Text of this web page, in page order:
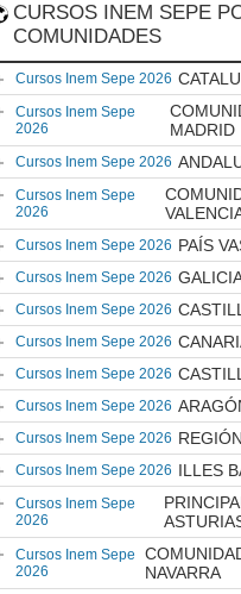
CURSOS INEM SEPE
COMUNIDADES
Cursos Inem Sepe 2026
Cursos Inem Sepe
2026
MADRID
Cursos Inem Sepe 2026
Cursos Inem Sepe
2026
Cursos Inem Sepe 2026 PAÍS
Cursos Inem Sepe 2026
Cursos Inem Sepe 2026
Cursos Inem Sepe 2026
Cursos Inem Sepe 2026
Cursos Inem Sepe 2026
Cursos Inem Sepe 2026
Cursos Inem Sepe 2026 ILLES
Cursos Inem Sepe
2026
Cursos Inem Sepe
2026
NAVARRA